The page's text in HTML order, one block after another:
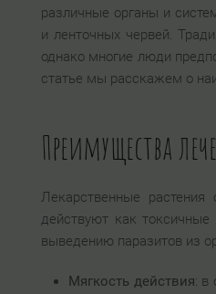
различные органы и
и ленточных червей.
однако многие люди
статье мы расскажем о
Преимущества
Лекарственные
действуют как
выведению паразитов из
Мягкость действия: в